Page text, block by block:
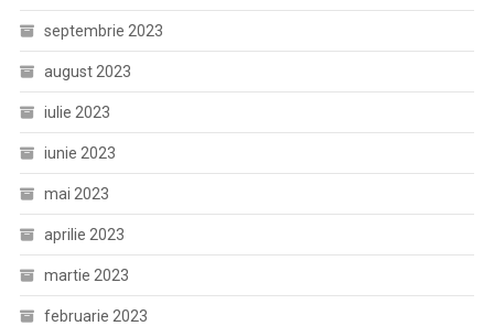
septembrie 2023
august 2023
iulie 2023
iunie 2023
mai 2023
aprilie 2023
martie 2023
februarie 2023